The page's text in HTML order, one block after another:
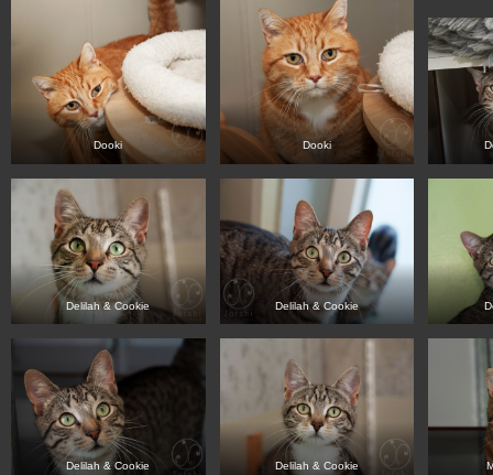
Dooki Dooki
Delilah & Cookie Delilah & Cookie
Delilah & Cookie Delilah & Cookie